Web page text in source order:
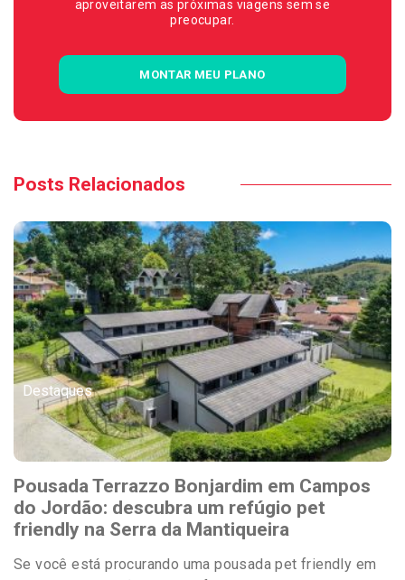
aproveitarem as próximas viagens sem se
preocupar.
MONTAR MEU PLANO
Posts Relacionados
Destaques
Pousada Terrazzo Bonjardim em Campos
do Jordão: descubra um refúgio pet
friendly na Serra da Mantiqueira
Se você está procurando uma pousada pet friendly em